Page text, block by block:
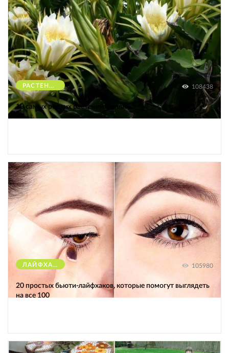
РАСТЕНИЯ 108438
10 самых редких растений Земли
ЛАЙФХАКИ 105980
20 простых бьюти-лайфхаков, которые помогут выглядеть
на все 100